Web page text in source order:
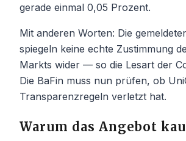
gerade einmal 0,05 Prozent.
Mit anderen Worten: Die
spiegeln keine echte Zustimmung
Markts wider — so die Lesart der
Die BaFin muss nun prüfen, ob
Transparenzregeln verletzt hat.
Warum das Angebot